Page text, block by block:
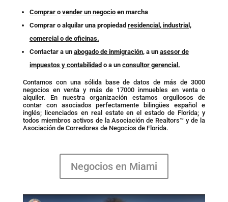
Comprar o vender un negocioen marcha
Comprar o alquilar una propiedad residencial , industrial,
comercial o de oficinas.
Contactar a un abogado de inmigración, a un asesor de
impuestos y contabilidad o a un consultor gerencial.
Contamos con una sólida base de datos de más de 3000
negocios en venta y más de 17000 inmuebles en venta o
alquiler. En nuestra organización estamos orgullosos de
contar con asociados perfectamente bilingües español e
inglés; licenciados en real estate en el estado de Florida; y
todos miembros activos de la Asociación de Realtors™ y de la
Asociación de Corredores de Negocios de Florida.
Negocios en Miami